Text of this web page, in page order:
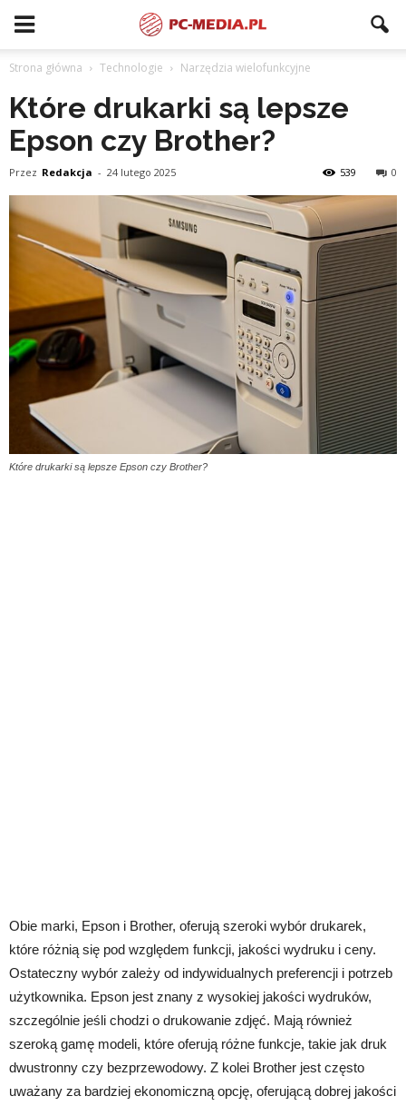
Strona główna Technologie Narzędzia wielofunkcyjne
Które drukarki są lepsze
Epson czy Brother?
Przez Redakcja - 24 lutego 2025 0
539
Które drukarki są lepsze Epson czy Brother?
Obie marki, Epson i Brother, oferują szeroki wybór drukarek,
które różnią się pod względem funkcji, jakości wydruku i ceny.
Ostateczny wybór zależy od indywidualnych preferencji i potrzeb
użytkownika. Epson jest znany z wysokiej jakości wydruków,
szczególnie jeśli chodzi o drukowanie zdjęć. Mają również
szeroką gamę modeli, które oferują różne funkcje, takie jak druk
dwustronny czy bezprzewodowy. Z kolei Brother jest często
uważany za bardziej ekonomiczną opcję, oferującą dobrej jakości